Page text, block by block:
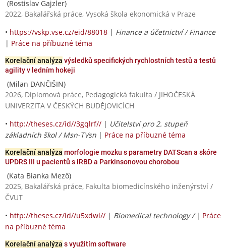
(Rostislav Gajzler)
2022, Bakalářská práce, Vysoká škola ekonomická v Praze
• https://vskp.vse.cz/eid/88018 | Finance a účetnictví / Finance
| Práce na příbuzné téma
Korelační analýza výsledků specifických rychlostních testů a testů
agility v ledním hokeji
(Milan DANČIŠIN)
2026, Diplomová práce, Pedagogická fakulta / JIHOČESKÁ
UNIVERZITA V ČESKÝCH BUDĚJOVICÍCH
• http://theses.cz/id//3gqlrf// | Učitelství pro 2. stupeň
základních škol / Msn-TVsn | Práce na příbuzné téma
Korelační analýza morfologie mozku s parametry DATScan a skóre
UPDRS III u pacientů s iRBD a Parkinsonovou chorobou
(Kata Bianka Mező)
2025, Bakalářská práce, Fakulta biomedicínského inženýrství /
ČVUT
• http://theses.cz/id//u5xdwl// | Biomedical technology / | Práce
na příbuzné téma
Korelační analýza s využitím software